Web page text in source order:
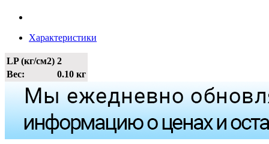
Характеристики
LP (кг/см2) 2
Вес:
0.10 кг